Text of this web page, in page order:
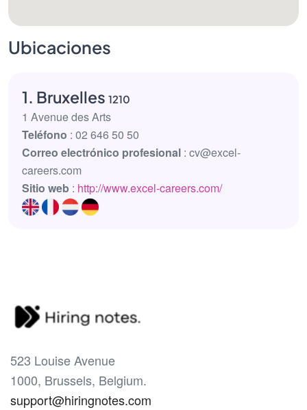
Ubicaciones
1. Bruxelles 1210
1 Avenue des Arts
Teléfono : 02 646 50 50
Correo electrónico profesional : cv@excel-
careers.com
Sitio web : http://www.excel-careers.com/
523 Louise Avenue
1000, Brussels, Belgium.
support@hiringnotes.com